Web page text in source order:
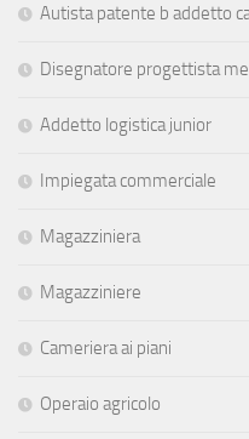
Autista patente b addetto
Disegnatore progettista
Addetto logistica junior
Impiegata commerciale
Magazziniera
Magazziniere
Cameriera ai piani
Operaio agricolo